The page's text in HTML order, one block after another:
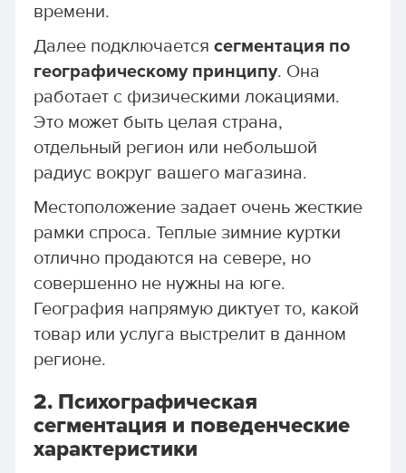
времени.
Далее подключается сегментация по
географическому принципу. Она
работает с физическими локациями.
Это может быть целая страна,
отдельный регион или небольшой
радиус вокруг вашего магазина.
Местоположение задает очень жесткие
рамки спроса. Теплые зимние куртки
отлично продаются на севере, но
совершенно не нужны на юге.
География напрямую диктует то, какой
товар или услуга выстрелит в данном
регионе.
2. Психографическая
сегментация и поведенческие
характеристики